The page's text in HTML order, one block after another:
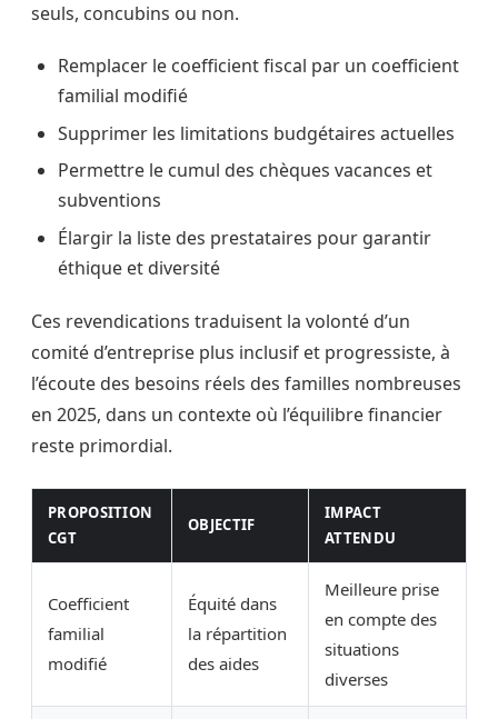
seuls, concubins ou non.
Remplacer le coefficient fiscal par un coefficient
familial modifié
Supprimer les limitations budgétaires actuelles
Permettre le cumul des chèques vacances et
subventions
Élargir la liste des prestataires pour garantir
éthique et diversité
Ces revendications traduisent la volonté d’un
comité d’entreprise plus inclusif et progressiste, à
l’écoute des besoins réels des familles nombreuses
en 2025, dans un contexte où l’équilibre financier
reste primordial.
PROPOSITION
CGT
OBJECTIF
IMPACT
ATTENDU
Coefficient
familial
modifié
Équité dans
la répartition
des aides
Meilleure prise
en compte des
situations
diverses